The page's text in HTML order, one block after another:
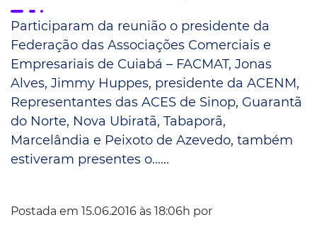
Participaram da reunião o presidente da
Federação das Associações Comerciais e
Empresariais de Cuiabá – FACMAT, Jonas
Alves, Jimmy Huppes, presidente da ACENM,
Representantes das ACES de Sinop, Guarantã
do Norte, Nova Ubiratã, Tabaporã,
Marcelândia e Peixoto de Azevedo, também
estiveram presentes o......
Postada em 15.06.2016 às 18:06h por